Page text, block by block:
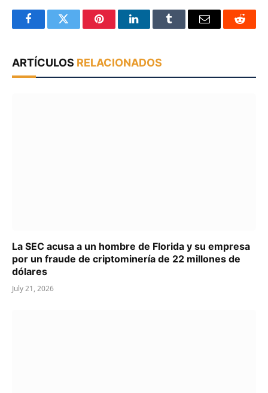
FacebookTwitter PinterestLinkedInTumblr Email Reddit
ARTÍCULOS RELACIONADOS
La SEC acusa a un hombre de Florida y su empresa
por un fraude de criptominería de 22 millones de
dólares
July 21, 2026